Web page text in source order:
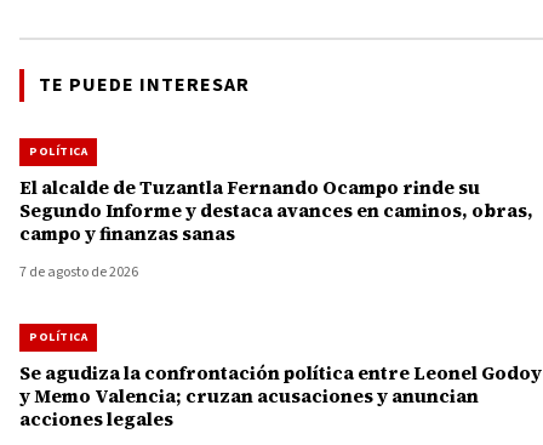
TE PUEDE INTERESAR
POLÍTICA
El alcalde de Tuzantla Fernando Ocampo rinde su
Segundo Informe y destaca avances en caminos, obras,
campo y finanzas sanas
7 de agosto de 2026
POLÍTICA
Se agudiza la confrontación política entre Leonel Godoy
y Memo Valencia; cruzan acusaciones y anuncian
acciones legales